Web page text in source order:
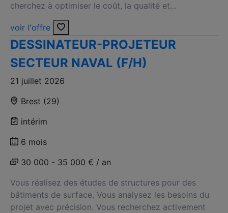
cherchez à optimiser le coût, la qualité et...
voir l'offre
DESSINATEUR-PROJETEUR
SECTEUR NAVAL (F/H)
21 juillet 2026
Brest (29)
intérim
6 mois
30 000 - 35 000 € / an
Vous réalisez des études de structures pour des
bâtiments de surface. Vous analysez les besoins du
projet avec précision. Vous recherchez activement